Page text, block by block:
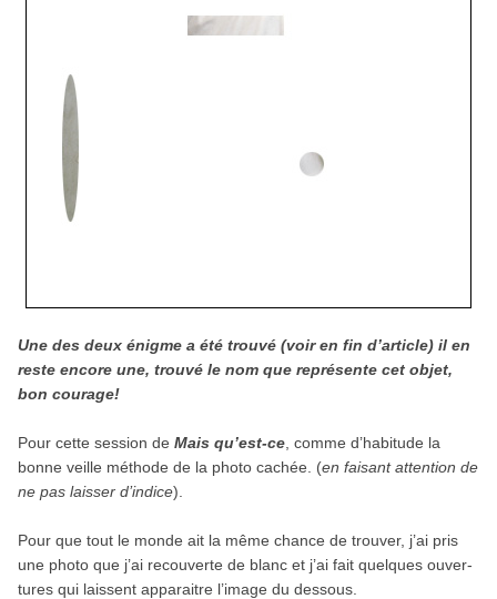
Une des deux énigme a été trouvé (voir en fin d’article) il en
reste encore une, trouvé le nom que représente cet objet,
bon courage!
Pour cette ses­sion de Mais qu’est-ce, comme d’habitude la
bonne veille méthode de la photo cachée. (en fai­sant atten­tion de
ne pas lais­ser d’indice).
Pour que tout le monde ait la même chance de trou­ver, j’ai pris
une photo que j’ai recou­verte de blanc et j’ai fait quelques ouver­
tures qui laissent appa­raitre l’image du dessous.